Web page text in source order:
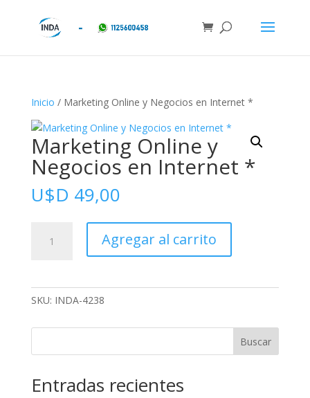
Inicio / Marketing Online y Negocios en Internet *
Marketing Online y
Negocios en Internet *
U$D 49,00
Online
*
Agregar al carrito
SKU: INDA-4238
Buscar
Entradas recientes